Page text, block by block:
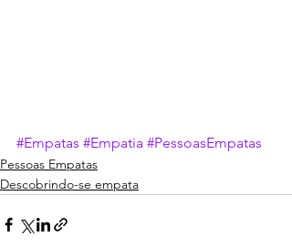
#Empatas #Empatia #PessoasEmpatas
Pessoas Empatas
Descobrindo-se empata